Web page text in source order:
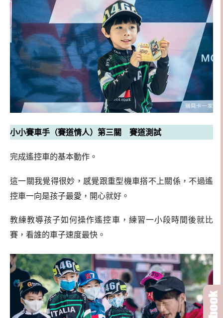
小小賽車手（賽道情人）第三關 賽道測試
完成遙控車的基本動作。
這一關我覺得很妙，感覺跟重型機車搭不上關係，不過遙
控車一向是孩子最愛，開心就好。
教練教導孩子如何操作遙控車，練習一小段時間後就比
賽，看誰的車子速度最快。